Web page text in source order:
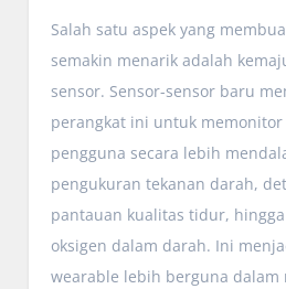
Salah satu aspek yang
semakin menarik adalah
sensor. Sensor-sensor baru
perangkat ini untuk
pengguna secara lebih
pengukuran tekanan darah,
pantauan kualitas tidur,
oksigen dalam darah. Ini
wearable lebih berguna dalam